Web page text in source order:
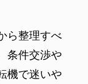
ら整理すべ
条件交渉や
機で迷いや